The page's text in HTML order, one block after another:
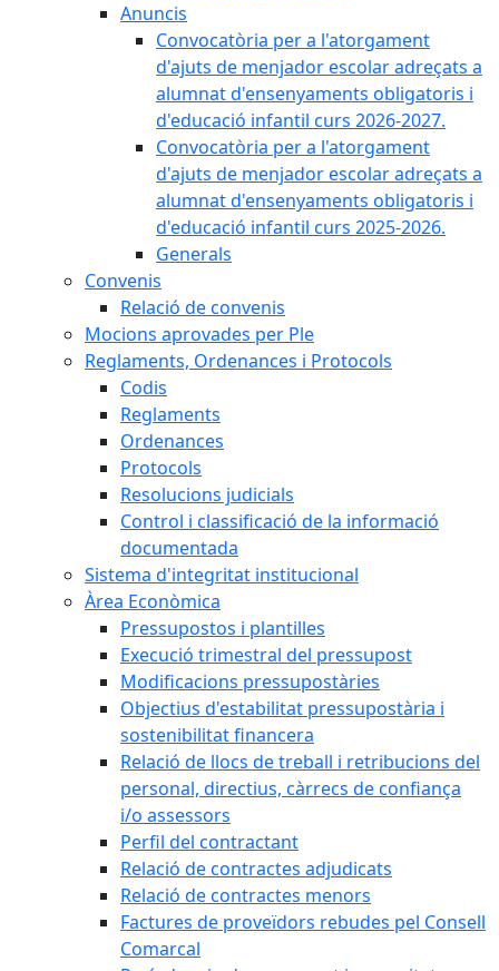
Anuncis
Convocatòria per a l'atorgament
d'ajuts de menjador escolar adreçats a
alumnat d'ensenyaments obligatoris i
d'educació infantil curs 2026-2027.
Convocatòria per a l'atorgament
d'ajuts de menjador escolar adreçats a
alumnat d'ensenyaments obligatoris i
d'educació infantil curs 2025-2026.
Generals
Convenis
Relació de convenis
Mocions aprovades per Ple
Reglaments, Ordenances i Protocols
Codis
Reglaments
Ordenances
Protocols
Resolucions judicials
Control i classificació de la informació
documentada
Sistema d'integritat institucional
Àrea Econòmica
Pressupostos i plantilles
Execució trimestral del pressupost
Modificacions pressupostàries
Objectius d'estabilitat pressupostària i
sostenibilitat financera
Relació de llocs de treball i retribucions del
personal, directius, càrrecs de confiança
i/o assessors
Perfil del contractant
Relació de contractes adjudicats
Relació de contractes menors
Factures de proveïdors rebudes pel Consell
Comarcal